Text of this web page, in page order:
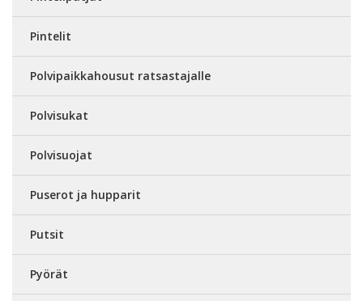
Pintelit
Polvipaikkahousut ratsastajalle
Polvisukat
Polvisuojat
Puserot ja hupparit
Putsit
Pyörät